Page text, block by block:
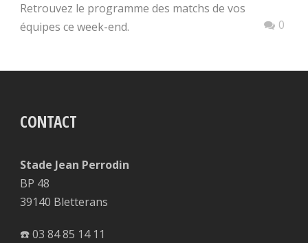
Retrouvez le programme des matchs de vos
équipes ce week-end.
0
CONTACT
Stade Jean Perrodin
BP 48
39140 Bletterans
☎️ 03 84 85 14 11